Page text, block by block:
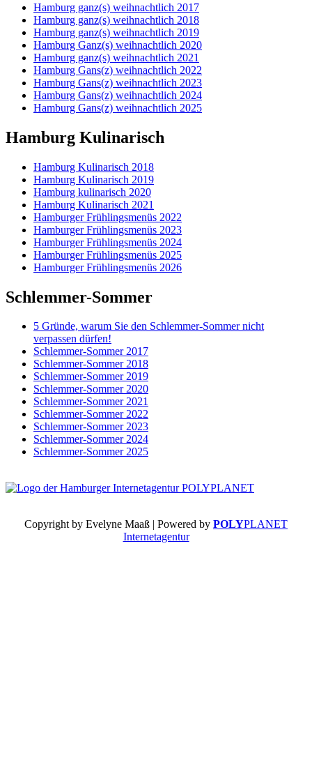
Hamburg ganz(s) weihnachtlich 2017
Hamburg ganz(s) weihnachtlich 2018
Hamburg ganz(s) weihnachtlich 2019
Hamburg Ganz(s) weihnachtlich 2020
Hamburg ganz(s) weihnachtlich 2021
Hamburg Gans(z) weihnachtlich 2022
Hamburg Gans(z) weihnachtlich 2023
Hamburg Gans(z) weihnachtlich 2024
Hamburg Gans(z) weihnachtlich 2025
Hamburg Kulinarisch
Hamburg Kulinarisch 2018
Hamburg Kulinarisch 2019
Hamburg kulinarisch 2020
Hamburg Kulinarisch 2021
Hamburger Frühlingsmenüs 2022
Hamburger Frühlingsmenüs 2023
Hamburger Frühlingsmenüs 2024
Hamburger Frühlingsmenüs 2025
Hamburger Frühlingsmenüs 2026
Schlemmer-Sommer
5 Gründe, warum Sie den Schlemmer-Sommer nicht
verpassen dürfen!
Schlemmer-Sommer 2017
Schlemmer-Sommer 2018
Schlemmer-Sommer 2019
Schlemmer-Sommer 2020
Schlemmer-Sommer 2021
Schlemmer-Sommer 2022
Schlemmer-Sommer 2023
Schlemmer-Sommer 2024
Schlemmer-Sommer 2025
Copyright by Evelyne Maaß | Powered by POLYPLANET
Internetagentur